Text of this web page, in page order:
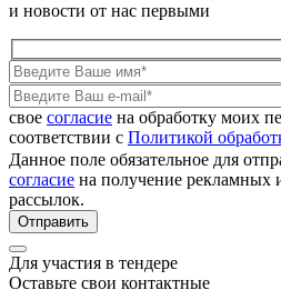
и новости от нас первыми
свое согласие на обработку моих
соответствии с Политикой
Данное поле обязательное для
согласие на получение
рассылок.
Для участия в тендере
Оставьте свои контактные